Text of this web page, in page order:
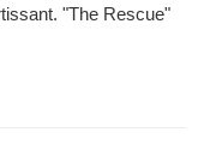
"The Rescue"